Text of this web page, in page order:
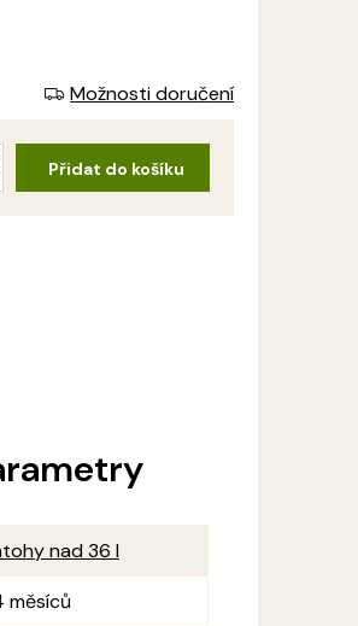
Možnosti doručení
Přidat do košíku
nad 36 l
měsíců